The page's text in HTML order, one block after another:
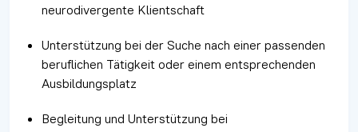
neurodivergente Klientschaft
Unterstützung bei der Suche nach einer passenden
beruflichen Tätigkeit oder einem entsprechenden
Ausbildungsplatz
Begleitung und Unterstützung bei